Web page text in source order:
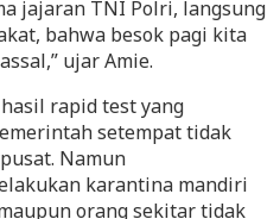
jajaran TNI Polri, langsung
bahwa besok pagi kita
ujar Amie.
rapid test yang
setempat tidak
Namun
karantina mandiri
orang sekitar tidak